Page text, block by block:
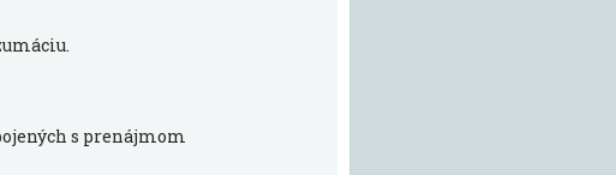
s prenájmom